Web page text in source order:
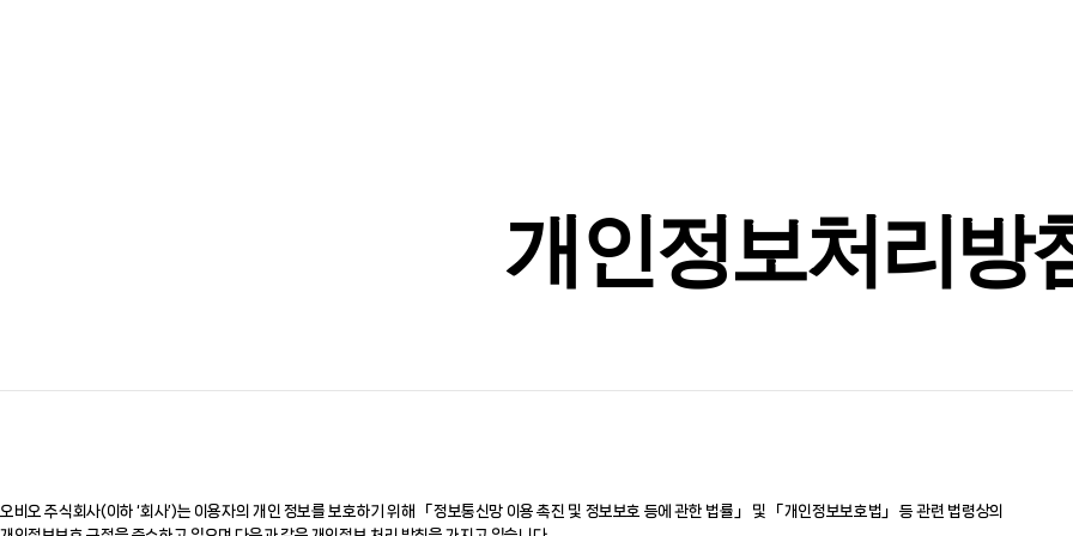
개인정보처리방
오비오 주식회사(이하 ‘회사’)는 이용자의 개인 정보를 보호하기 위해 「정보통신망 이용 촉진 및 정보보호 등에 관한 법률」 및 「개인정보보호법」 등 관련 법령상의